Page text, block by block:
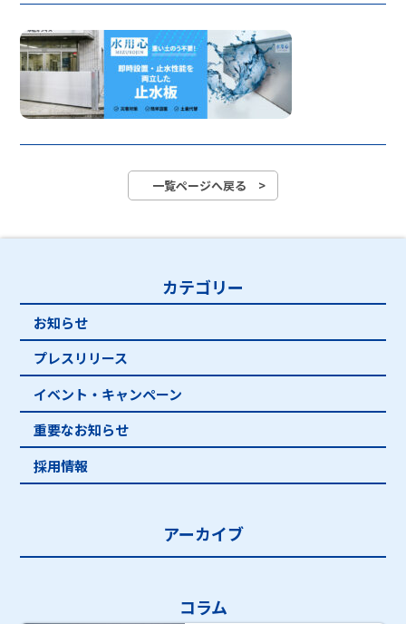
一覧ページへ戻る >
カテゴリー
お知らせ
プレスリリース
イベント・キャンペーン
重要なお知らせ
採用情報
アーカイブ
コラム